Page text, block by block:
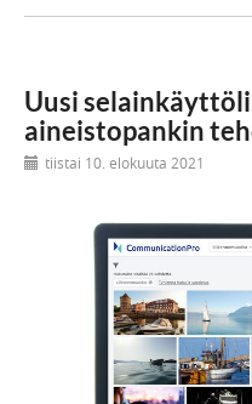
Uusi
aineistopankin
tiistai 10. elokuuta 2021